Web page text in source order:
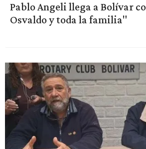
Pablo Angeli llega a Bolívar
Osvaldo y toda la familia"